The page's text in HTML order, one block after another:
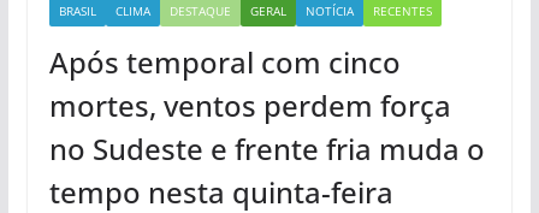
BRASIL CLIMA DESTAQUE GERAL NOTÍCIA RECENTES
Após temporal com cinco
mortes, ventos perdem força
no Sudeste e frente fria muda o
tempo nesta quinta-feira